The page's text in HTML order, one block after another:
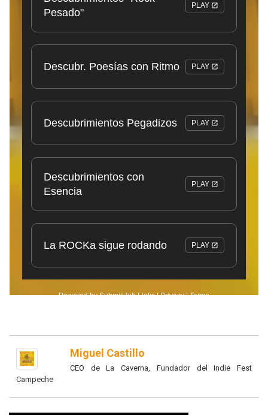
Miguel Castillo
CEO de La Caverna, Fundador del Indie Fest
Campeche